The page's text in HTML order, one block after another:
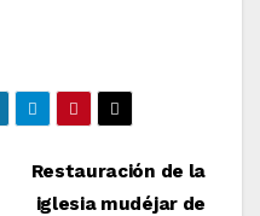
Restauración de la
iglesia mudéjar de